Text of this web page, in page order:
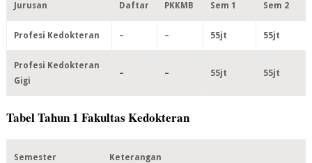
Jurusan Daftar PKKMB Sem 1 Sem 2
Profesi Kedokteran – – 55jt 55jt
Profesi Kedokteran
Gigi
– – 55jt 55jt
Tabel Tahun 1 Fakultas Kedokteran
Semester Keterangan